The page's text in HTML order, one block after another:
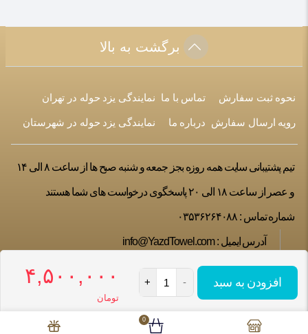
افزودن به سبد -
+ ۴,۵۰۰,۰۰۰
تومان
برگشت به بالا
نحوه ثبت سفارش
رویه ارسال سفارش
تماس با ما
درباره ما
نمایندگی یزد حوله در تهران
نمایندگی یزد حوله در شهرستان
تیم پشتیبانی سایت همه روزه بجز جمعه و شنبه صبح ها از ساعت ۸ الی ۱۴
و عصر از ساعت ۱۸ الی ۲۰ پاسخگوی درخواست های شما هستند
شماره تماس : ۰۳۵۳۶۲۶۴۰۸۸
آدرس ایمیل :info@YazdTowel.com
تمامی حقوق این فروشگاه متعلق به شرکت یزد حوله می باشد
طراح :شرکت طراحی سایت وبنیز
0